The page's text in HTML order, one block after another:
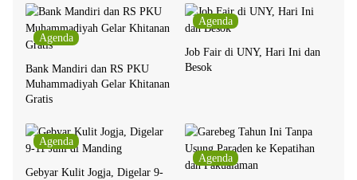
Agenda
Bank Mandiri dan RS PKU
Muhammadiyah Gelar Khitanan
Gratis
Agenda
Job Fair di UNY, Hari Ini dan
Besok
Agenda
Gebyar Kulit Jogja, Digelar 9-
Agenda